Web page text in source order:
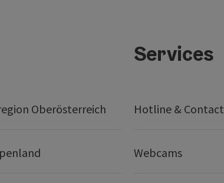
Oberösterreich
Services
Hotline & Contact
Webcams